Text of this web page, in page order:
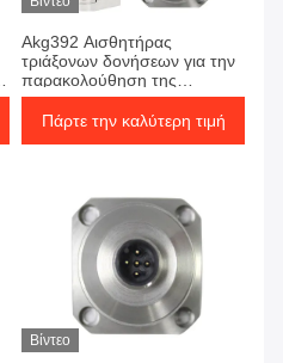
Akg392 Αισθητήρας
τριάξονων δονήσεων για την
παρακολούθηση της
παραγωγής αιολικής
ενέργειας
Πάρτε την καλύτερη τιμή
Βίντεο